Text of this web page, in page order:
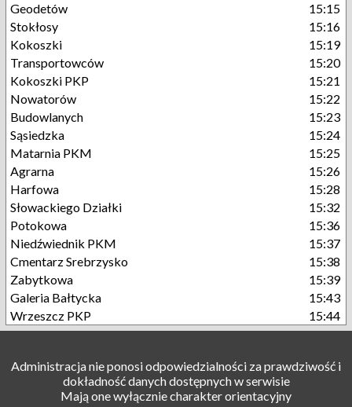
Geodetów
15:15
Stokłosy
15:16
Kokoszki
15:19
Transportowców
15:20
Kokoszki PKP
15:21
Nowatorów
15:22
Budowlanych
15:23
Sąsiedzka
15:24
Matarnia PKM
15:25
Agrarna
15:26
Harfowa
15:28
Słowackiego Działki
15:32
Potokowa
15:36
Niedźwiednik PKM
15:37
Cmentarz Srebrzysko
15:38
Zabytkowa
15:39
Galeria Bałtycka
15:43
Wrzeszcz PKP
15:44
Administracja nie ponosi odpowiedzialności za prawdziwość i
dokładność danych dostępnych w serwisie
Mają one wyłącznie charakter orientacyjny